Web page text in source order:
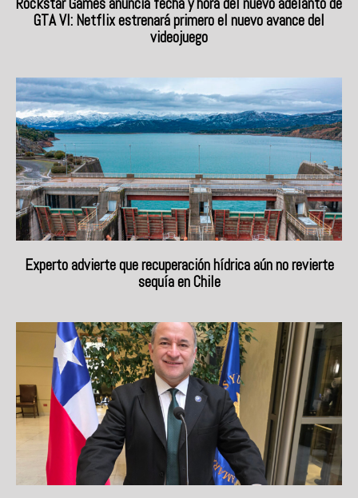
GTA VI: Netflix estrenará primero el nuevo avance del
videojuego
Experto advierte que recuperación hídrica aún no revierte
sequía en Chile